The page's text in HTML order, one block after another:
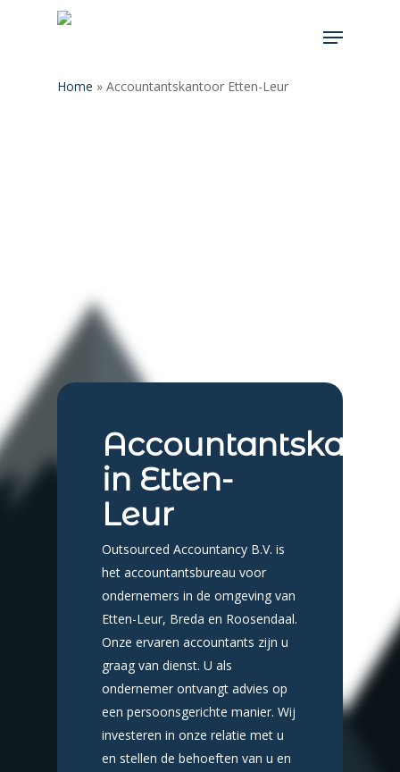
Home » Accountantskantoor Etten-Leur
in Etten-
Leur
Outsourced Accountancy B.V. is
het accountantsbureau voor
ondernemers in de omgeving van
Etten-Leur, Breda en Roosendaal.
Onze ervaren accountants zijn u
graag van dienst. U als
ondernemer ontvangt advies op
een persoonsgerichte manier. Wij
investeren in onze relatie met u
en stellen de behoeften van u en